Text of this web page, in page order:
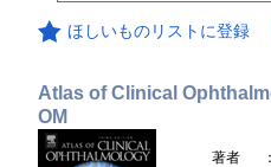
ほしいものリストに登録
Atlas of Clinical
OM
著者